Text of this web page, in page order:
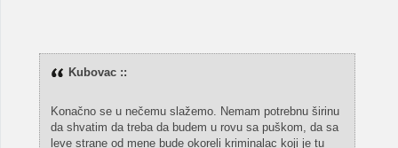
Kubovac ::
Konačno se u nečemu slažemo. Nemam potrebnu širinu
da shvatim da treba da budem u rovu sa puškom, da sa
leve strane od mene bude okoreli kriminalac koji je tu